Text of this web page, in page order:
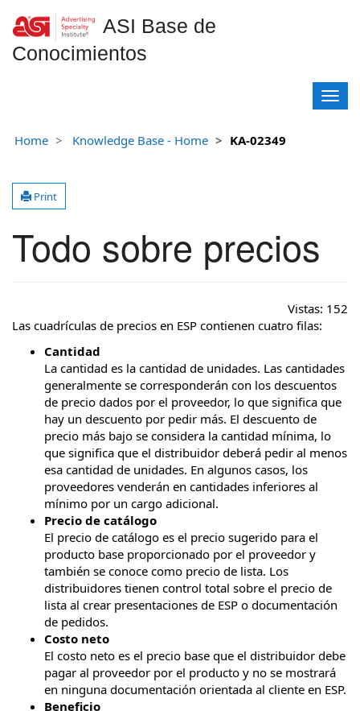
ASI Base de
Conocimientos
T
o
i
Home Knowledge Base - Home KA-02349
Print
Todo sobre precios
Vistas: 152
Las cuadrículas de precios en ESP contienen cuatro filas:
Cantidad
La cantidad es la cantidad de unidades. Las cantidades
generalmente se corresponderán con los descuentos
de precio dados por el proveedor, lo que significa que
hay un descuento por pedir más. El descuento de
precio más bajo se considera la cantidad mínima, lo
que significa que el distribuidor deberá pedir al menos
esa cantidad de unidades. En algunos casos, los
proveedores venderán en cantidades inferiores al
mínimo por un cargo adicional.
Precio de catálogo
El precio de catálogo es el precio sugerido para el
producto base proporcionado por el proveedor y
también se conoce como precio de lista. Los
distribuidores tienen control total sobre el precio de
lista al crear presentaciones de ESP o documentación
de pedidos.
Costo neto
El costo neto es el precio base que el distribuidor debe
pagar al proveedor por el producto y no se mostrará
en ninguna documentación orientada al cliente en ESP.
Beneficio